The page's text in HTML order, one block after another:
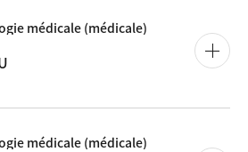
médicale (médicale)
médicale (médicale)